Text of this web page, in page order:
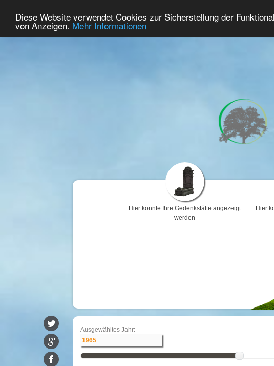
Diese Website verwendet Cookies zur Sicherstellung der
von Anzeigen. Mehr Informationen
Home Premium Gedenken
Hier könnte Ihre Gedenkstätte angezeigt
werden
Hier
Ausgewähltes Jahr: